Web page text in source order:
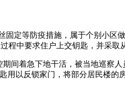
定等防疫措施，属于个别小
中要求住户上交钥匙，并采取
间着急下地干活，被当地巡察
用以反锁家门，将部分居民楼的